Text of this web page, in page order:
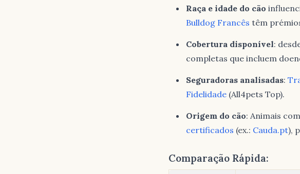
Raça e idade do cão
Bulldog Francês têm
Cobertura disponível:
completas que incluem
Seguradoras analisadas:
Fidelidade (All4pets Top).
Origem do cão: Animais
certificados (ex.: Cauda.pt),
Comparação Rápida: